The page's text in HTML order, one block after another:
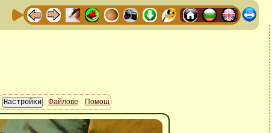
Файлове Помощ